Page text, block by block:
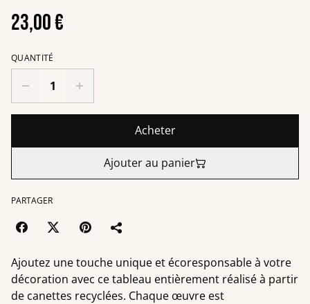
23,00 €
QUANTITÉ
Acheter
Ajouter au panier
PARTAGER
Ajoutez une touche unique et écoresponsable à votre
décoration avec ce tableau entièrement réalisé à partir
de canettes recyclées. Chaque œuvre est